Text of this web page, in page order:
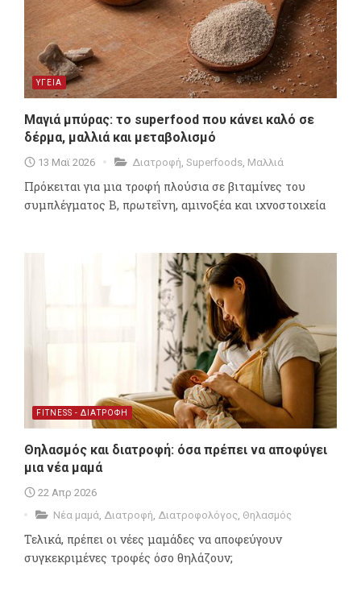
ΥΓΕΙΑ
Μαγιά μπύρας: το superfood που κάνει καλό σε
δέρμα, μαλλιά και μεταβολισμό
13 Μαϊ 2026 Διατροφή, Superfoods, Μαλλιά
Πρόκειται για μια τροφή πλούσια σε βιταμίνες του
συμπλέγματος Β, πρωτεΐνη, αμινοξέα και ιχνοστοιχεία
FITNESS - ΔΙΑΤΡΟΦΗ
Θηλασμός και διατροφή: όσα πρέπει να αποφύγει
μια νέα μαμά
22 Απρ 2026
Νέα μαμά, Διατροφή, Διατροφολόγος, Θηλασμός
Τελικά, πρέπει οι νέες μαμάδες να αποφεύγουν
συγκεκριμένες τροφές όσο θηλάζουν;